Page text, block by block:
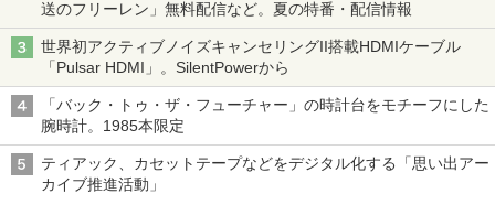
送のフリーレン」無料配信など。夏の特番・配信情報
世界初アクティブノイズキャンセリングII搭載HDMIケーブル
「Pulsar HDMI」。SilentPowerから
「バック・トゥ・ザ・フューチャー」の時計台をモチーフにした
腕時計。1985本限定
ティアック、カセットテープなどをデジタル化する「思い出アー
カイブ推進活動」